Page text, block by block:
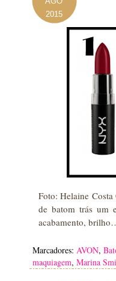
2015
Foto: Helaine
de batom trás um
acabamento,
Marcadores: AVON,
maquiagem, Marina